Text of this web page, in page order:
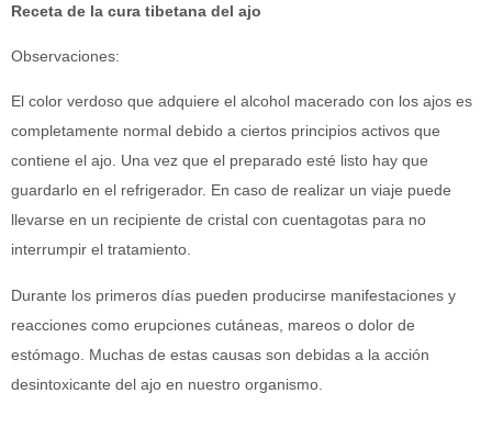
Receta de la cura tibetana del ajo
Observaciones:
El color verdoso que adquiere el alcohol macerado con los ajos es
completamente normal debido a ciertos principios activos que
contiene el ajo. Una vez que el preparado esté listo hay que
guardarlo en el refrigerador. En caso de realizar un viaje puede
llevarse en un recipiente de cristal con cuentagotas para no
interrumpir el tratamiento.
Durante los primeros días pueden producirse manifestaciones y
reacciones como erupciones cutáneas, mareos o dolor de
estómago. Muchas de estas causas son debidas a la acción
desintoxicante del ajo en nuestro organismo.